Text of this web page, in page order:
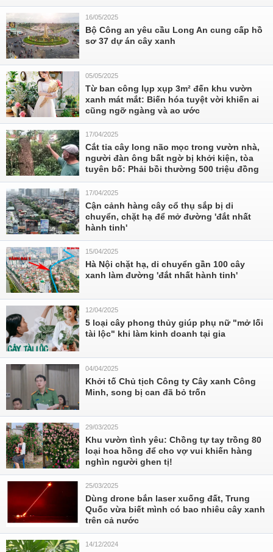
16/05/2025
Bộ Công an yêu cầu Long An cung cấp hồ
sơ 37 dự án cây xanh
05/05/2025
Từ ban công lụp xụp 3m² đến khu vườn
xanh mát mắt: Biến hóa tuyệt vời khiến ai
cũng ngỡ ngàng và ao ước
17/04/2025
Cắt tỉa cây long não mọc trong vườn nhà,
người đàn ông bất ngờ bị khởi kiện, tòa
tuyên bố: Phải bồi thường 500 triệu đồng
17/04/2025
Cận cảnh hàng cây cổ thụ sắp bị di
chuyển, chặt hạ để mở đường 'đắt nhất
hành tinh'
15/04/2025
Hà Nội chặt hạ, di chuyển gần 100 cây
xanh làm đường 'đắt nhất hành tinh'
12/04/2025
5 loại cây phong thủy giúp phụ nữ "mở lối
tài lộc" khi làm kinh doanh tại gia
04/04/2025
Khởi tố Chủ tịch Công ty Cây xanh Công
Minh, song bị can đã bỏ trốn
29/03/2025
Khu vườn tình yêu: Chồng tự tay trồng 80
loại hoa hồng để cho vợ vui khiến hàng
nghìn người ghen tị!
25/03/2025
Dùng drone bắn laser xuống đất, Trung
Quốc vừa biết mình có bao nhiêu cây xanh
trên cả nước
14/12/2024